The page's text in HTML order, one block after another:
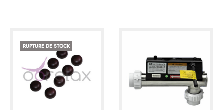
RUPTURE DE STOCK